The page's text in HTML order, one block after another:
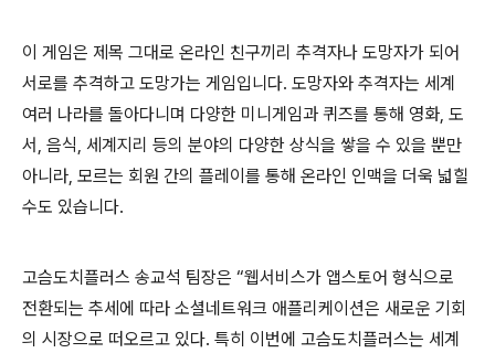
이 게임은 제목 그대로 온라인 친구끼리 추격자나 도망자가 되어
서로를 추격하고 도망가는 게임입니다. 도망자와 추격자는 세계
여러 나라를 돌아다니며 다양한 미니게임과 퀴즈를 통해 영화, 도
서, 음식, 세계지리 등의 분야의 다양한 상식을 쌓을 수 있을 뿐만
아니라, 모르는 회원 간의 플레이를 통해 온라인 인맥을 더욱 넓힐
수도 있습니 다.
고슴도치플러스 송교석 팀장은 “웹서비스가 앱스토어 형식으로
전환되는 추세에 따라 소셜네트워크 애플리케이션은 새로운 기회
의 시장으로 떠오르고 있다. 특히 이번에 고슴도치플러스는 세계